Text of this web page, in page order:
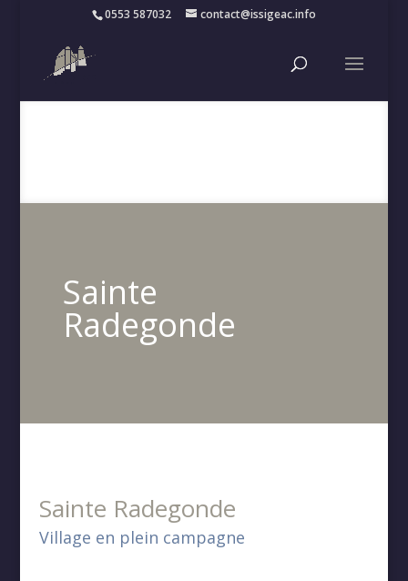
0553 587032 contact@issigeac.info
Sainte
Radegonde
Sainte Radegonde
Village en plein campagne